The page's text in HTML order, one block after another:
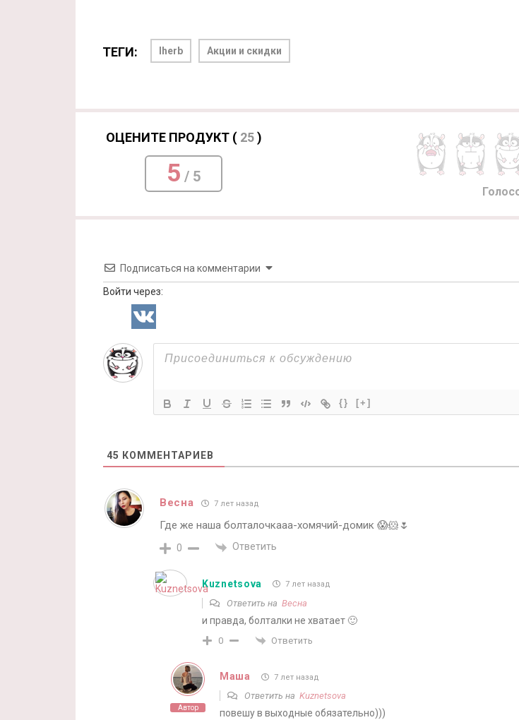
ТЕГИ: Iherb Акции и скидки
ОЦЕНИТЕ ПРОДУКТ ( 25)
5 / 5
Подписаться на комментарии
Войти через:
{} [+]
45 КОММЕНТАРИЕВ
Весна 7 лет назад
Где же наша болталочкааа-хомячий-домик 😱🐹🌷
0 Ответить
Kuznetsova 7 лет назад
Ответить на Весна
и правда, болталки не хватает 🙂
0 Ответить
Автор
Маша 7 лет назад
Ответить на Kuznetsova
повешу в выходные обязательно)))